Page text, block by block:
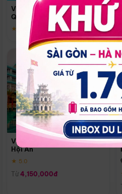
Vinpearl Resort & Spa Phu
Quoc
★ 5.0
Vinpearl Resort & Golf Nam
Hội An
★ 5.0
Từ 4,150,000đ